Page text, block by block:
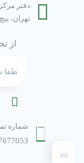
شماره
دفتر
تهران، پیچ
از